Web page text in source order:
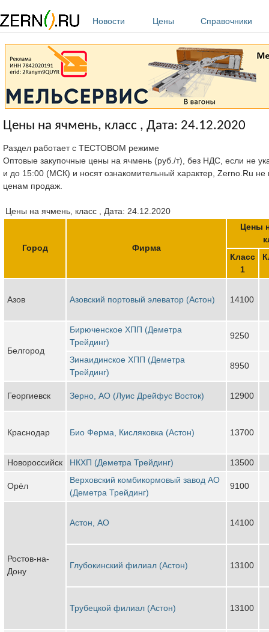
Новости
Цены Справочники
Цены на ячмень, класс , Дата: 24.12.2020
Раздел работает с ТЕСТОВОМ режиме
Оптовые закупочные цены на ячмень (руб./т), без НДС, если не
и до 15:00 (МСК) и носят ознакомительный характер, Zerno.Ru не
ценам продаж.
Цены на ячмень, класс , Дата: 24.12.2020
Город Фирма
Цены
Класс
1
Азов Азовский портовый элеватор (Астон) 14100
Белгород
Бирюченское ХПП (Деметра
Трейдинг)
9250
Зинаидинское ХПП (Деметра
Трейдинг)
8950
Георгиевск Зерно, АО (Луис Дрейфус Восток) 12900
Краснодар Био Ферма, Кисляковка (Астон) 13700
Новороссийск НКХП (Деметра Трейдинг) 13500
Орёл
Верховский комбикормовый завод АО
(Деметра Трейдинг)
9100
Ростов-на-
Дону
Астон, АО 14100
Глубокинский филиал (Астон) 13100
Трубецкой филиал (Астон) 13100